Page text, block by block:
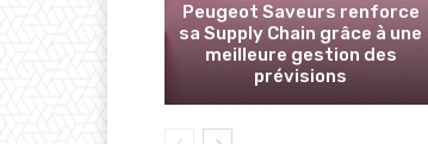
Peugeot Saveurs renforce
sa Supply Chain grâce à une
meilleure gestion des
prévisions